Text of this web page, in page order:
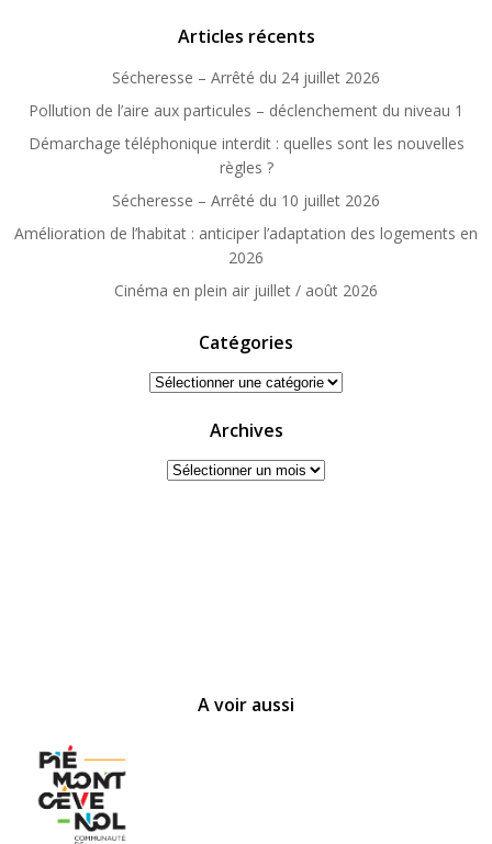
Articles récents
Sécheresse – Arrêté du 24 juillet 2026
Pollution de l’aire aux particules – déclenchement du niveau 1
Démarchage téléphonique interdit : quelles sont les nouvelles
règles ?
Sécheresse – Arrêté du 10 juillet 2026
Amélioration de l’habitat : anticiper l’adaptation des logements en
2026
Cinéma en plein air juillet / août 2026
Catégories
Catégories
Archives
Archives
A voir aussi